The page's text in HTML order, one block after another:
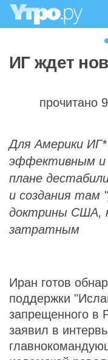
ИГ ждет
прочитано
Для Америки
эффективным и
плане
и создания там
доктрины США,
затратным
Иран готов
поддержки
запрещенного в
заявил в